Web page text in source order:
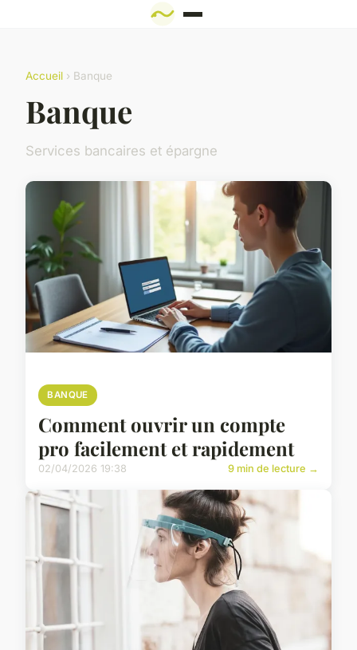
Accueil › Banque
Banque
Services bancaires et épargne
BANQUE
Comment ouvrir un compte
pro facilement et rapidement
02/04/2026 19:38 9 min de lecture →